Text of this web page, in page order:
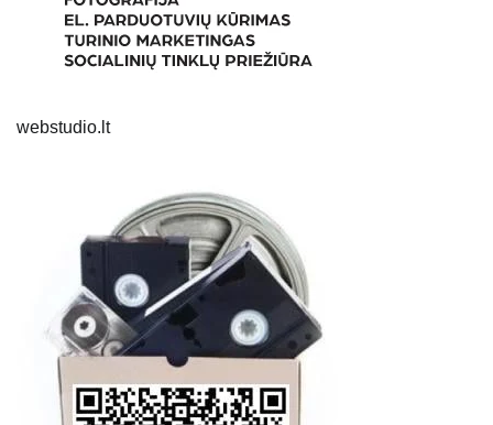
webstudio.lt